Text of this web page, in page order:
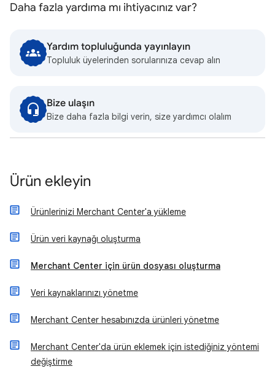
Daha fazla yardıma mı ihtiyacınız var?
Yardım topluluğunda yayınlayın
Topluluk üyelerinden sorularınıza cevap alın
Bize ulaşın
Bize daha fazla bilgi verin, size yardımcı olalım
Ürün ekleyin
Ürünlerinizi Merchant Center'a yükleme
Ürün veri kaynağı oluşturma
Merchant Center için ürün dosyası oluşturma
Veri kaynaklarınızı yönetme
Merchant Center hesabınızda ürünleri yönetme
Merchant Center'da ürün eklemek için istediğiniz yöntemi
değiştirme